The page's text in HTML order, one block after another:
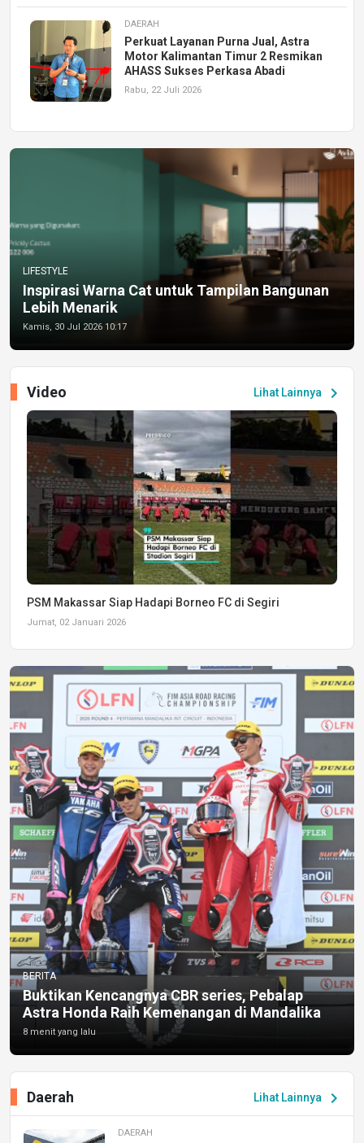
DAERAH
Perkuat Layanan Purna Jual, Astra
Motor Kalimantan Timur 2 Resmikan
AHASS Sukses Perkasa Abadi
Rabu, 22 Juli 2026
LIFESTYLE
Inspirasi Warna Cat untuk Tampilan Bangunan
Lebih Menarik
Kamis, 30 Jul 2026 10:17
Lihat Lainnya chevron_right
Video
PSM Makassar Siap Hadapi Borneo FC di Segiri
Jumat, 02 Januari 2026
BERITA
Buktikan Kencangnya CBR series, Pebalap
Astra Honda Raih Kemenangan di Mandalika
8 menit yang lalu
Lihat Lainnya chevron_right
Daerah
DAERAH